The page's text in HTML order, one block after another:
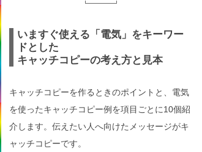
いますぐ使える「電気」をキーワー
ドとした
キャッチコピーの考え方と見本
キャッチコピーを作るときのポイントと、電気
を使ったキャッチコピー例を項目ごとに10個紹
介します。伝えたい人へ向けたメッセージがキ
ャッチコピーです。